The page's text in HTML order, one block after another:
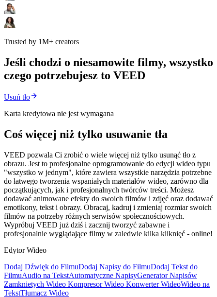
Trusted by 1M+ creators
Jeśli chodzi o niesamowite filmy, wszystko
czego potrzebujesz to VEED
Usuń tło
Karta kredytowa nie jest wymagana
Coś więcej niż tylko usuwanie tła
VEED pozwala Ci zrobić o wiele więcej niż tylko usunąć tło z
obrazu. Jest to profesjonalne oprogramowanie do edycji wideo typu
"wszystko w jednym", które zawiera wszystkie narzędzia potrzebne
do łatwego tworzenia wspaniałych materiałów wideo, zarówno dla
początkujących, jak i profesjonalnych twórców treści. Możesz
dodawać animowane efekty do swoich filmów i zdjęć oraz dodawać
emotikony, tekst i obrazy. Obracaj, kadruj i zmieniaj rozmiar swoich
filmów na potrzeby różnych serwisów społecznościowych.
Wypróbuj VEED już dziś i zacznij tworzyć zabawne i
profesjonalnie wyglądające filmy w zaledwie kilka kliknięć - online!
Edytor Wideo
Dodaj Dźwięk do FilmuDodaj Napisy do FilmuDodaj Tekst do
FilmuAudio na TekstAutomatyczne NapisyGenerator Napisów
Zamknietych Wideo Kompresor Wideo Konwerter WideoWideo na
TekstTłumacz Wideo